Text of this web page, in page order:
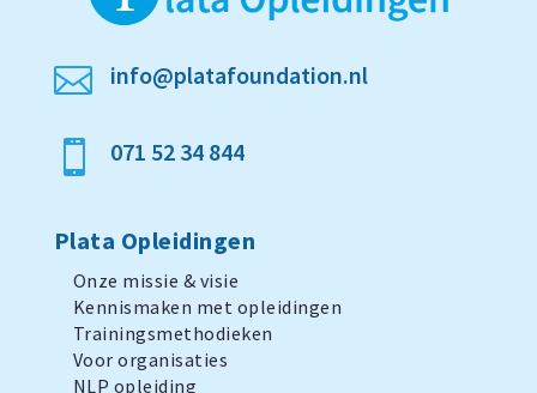
 info@platafoundation.nl
 071 52 34 844
Plata Opleidingen
Onze missie & visie
Kennismaken met opleidingen
Trainingsmethodieken
Voor organisaties
NLP opleiding